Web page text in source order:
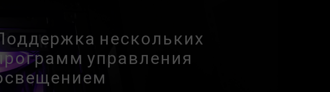
нескольких
управления